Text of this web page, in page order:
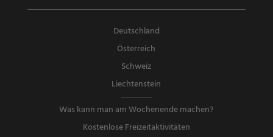
Deutschland
Österreich
Schweiz
Liechtenstein
Was kann man am Wochenende machen?
Kostenlose Freizeitaktivitäten